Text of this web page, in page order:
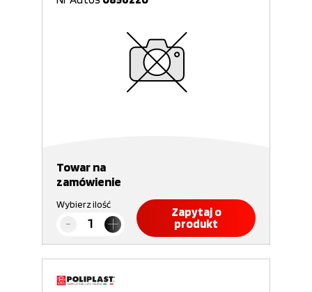
Towar na
zamówienie
Wybierz ilość
Zapytaj o
produkt